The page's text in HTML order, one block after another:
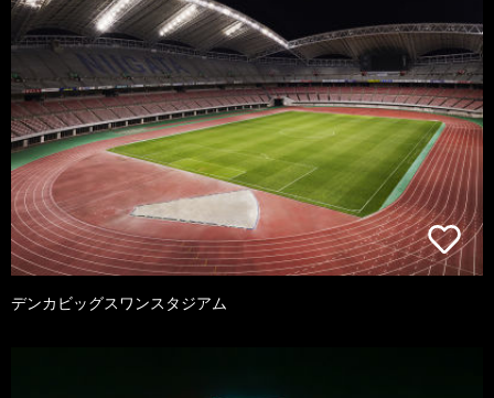
デンカビッグスワンスタジアム